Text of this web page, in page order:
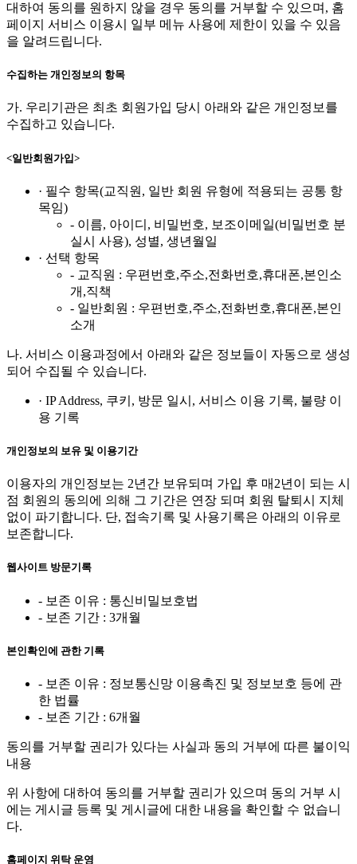
대하여 동의를 원하지 않을 경우 동의를 거부할 수 있으며, 홈
페이지 서비스 이용시 일부 메뉴 사용에 제한이 있을 수 있음
을 알려드립니다.
수집하는 개인정보의 항목
가. 우리기관은 최초 회원가입 당시 아래와 같은 개인정보를
수집하고 있습니다.
<일반회원가입>
· 필수 항목(교직원, 일반 회원 유형에 적용되는 공통 항
목임)
- 이름, 아이디, 비밀번호, 보조이메일(비밀번호 분
실시 사용), 성별, 생년월일
· 선택 항목
- 교직원 : 우편번호,주소,전화번호,휴대폰,본인소
개,직책
- 일반회원 : 우편번호,주소,전화번호,휴대폰,본인
소개
나. 서비스 이용과정에서 아래와 같은 정보들이 자동으로 생성
되어 수집될 수 있습니다.
· IP Address, 쿠키, 방문 일시, 서비스 이용 기록, 불량 이
용 기록
개인정보의 보유 및 이용기간
이용자의 개인정보는 2년간 보유되며 가입 후 매2년이 되는 시
점 회원의 동의에 의해 그 기간은 연장 되며 회원 탈퇴시 지체
없이 파기합니다. 단, 접속기록 및 사용기록은 아래의 이유로
보존합니다.
웹사이트 방문기록
- 보존 이유 : 통신비밀보호법
- 보존 기간 : 3개월
본인확인에 관한 기록
- 보존 이유 : 정보통신망 이용촉진 및 정보보호 등에 관
한 법률
- 보존 기간 : 6개월
동의를 거부할 권리가 있다는 사실과 동의 거부에 따른 불이익
내용
위 사항에 대하여 동의를 거부할 권리가 있으며 동의 거부 시
에는 게시글 등록 및 게시글에 대한 내용을 확인할 수 없습니
다.
홈페이지 위탁 운영